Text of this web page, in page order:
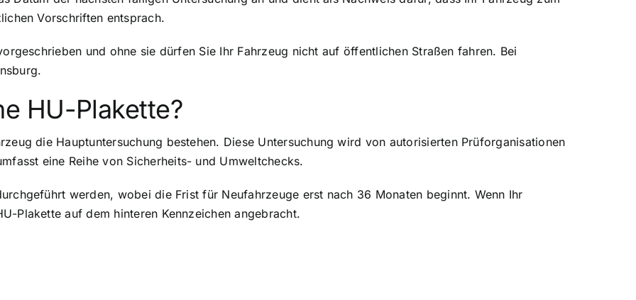
Vorschriften entsprach.
und ohne sie dürfen Sie Ihr Fahrzeug nicht auf öffentlichen Straßen fahren. Bei
HU-Plakette?
die Hauptuntersuchung bestehen. Diese Untersuchung wird von autorisierten Prüforganisationen
eine Reihe von Sicherheits- und Umweltchecks.
werden, wobei die Frist für Neufahrzeuge erst nach 36 Monaten beginnt. Wenn Ihr
Plakette auf dem hinteren Kennzeichen angebracht.